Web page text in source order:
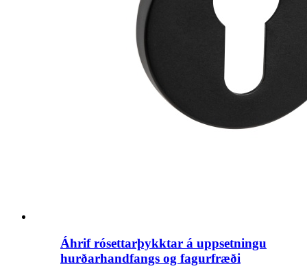
Áhrif rósettarþykktar á uppsetningu
hurðarhandfangs og fagurfræði